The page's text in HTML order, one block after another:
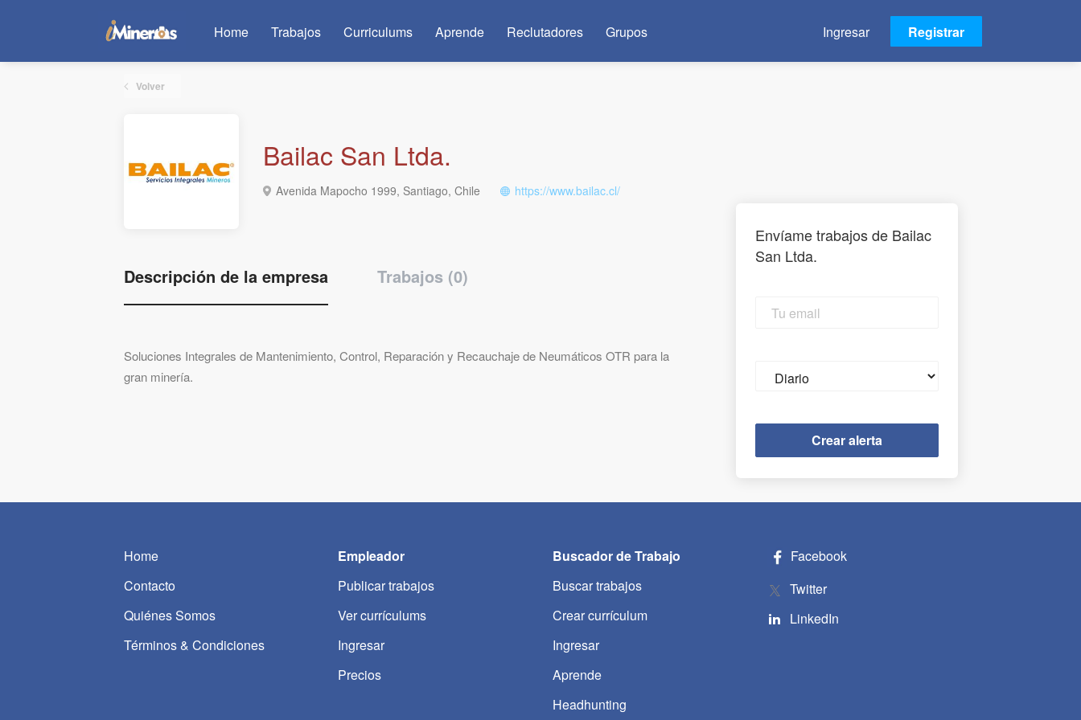
Ingresar Registrar
Home Trabajos Curriculums Aprende Reclutadores Grupos
Volver
Bailac San Ltda.
Avenida Mapocho 1999, Santiago, Chile https://www.bailac.cl/
Descripción de la empresa Trabajos (0)
Soluciones Integrales de Mantenimiento, Control, Reparación y Recauchaje de Neumáticos OTR para la
gran minería.
Envíame trabajos de Bailac
San Ltda.
email
frequency
Home
Contacto
Quiénes Somos
Términos & Condiciones
Empleador
Publicar trabajos
Ver currículums
Ingresar
Precios
Buscador de Trabajo
Buscar trabajos
Crear currículum
Ingresar
Aprende
Headhunting
Facebook
Twitter
LinkedIn